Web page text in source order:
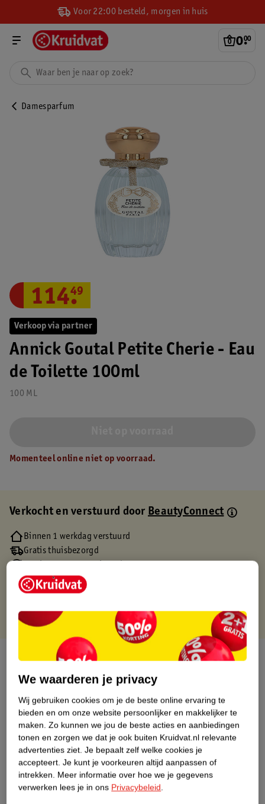
Voor 22:00 besteld, morgen in huis
0.
00
Damesparfum
Verkoop via partner
Annick Goutal Petite Cherie - Eau
de Toilette 100ml
100 ML
114.
49
Momenteel online niet op voorraad.
Verkocht en verstuurd doorBeautyConnect
Binnen 1 werkdag verstuurd
Gratis thuisbezorgd
Gratis punten met je Kruidvat kaart
Over dit product
Productinformatie
Nature Impact Score
Dit product heeft (nog) geen Nature
Impact Score.
Meer informatie
We waarderen je privacy
Wij gebruiken cookies om je de beste online ervaring te
bieden en om onze website persoonlijker en makkelijker te
maken. Zo kunnen we jou de beste acties en aanbiedingen
tonen en zorgen we dat je ook buiten Kruidvat.nl relevante
advertenties ziet. Je bepaalt zelf welke cookies je
accepteert. Je kunt je voorkeuren altijd aanpassen of
intrekken. Meer informatie over hoe we je gegevens
verwerken lees je in ons Privacybeleid.